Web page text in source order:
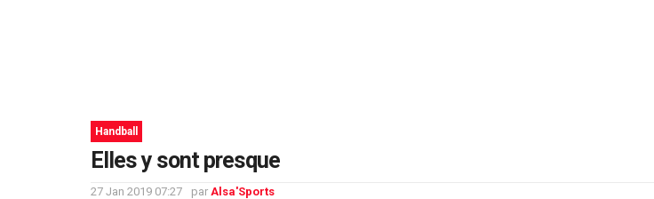
Handball
Elles y sont presque
27 Jan 2019 07:27 par Alsa'Sports